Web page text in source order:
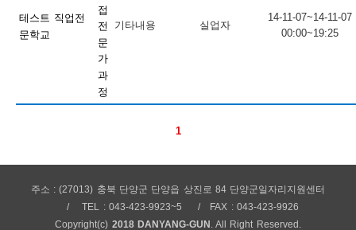
테스트 직업전
문학교
접
전
문
가
과
정
기타내용 실업자
14-11-07~14-11-07
00:00~19:25
1
련
주소 : (27013) 충북 단양군 단양읍 상진로 84 단양군일자리지원센터
TEL : 043-423-9923~5
FAX : 043-423-9926
Copyright(c) 2018 DANYANG-GUN . All Right Reserved.